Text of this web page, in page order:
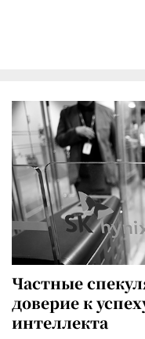
Частные
доверие к
интеллекта